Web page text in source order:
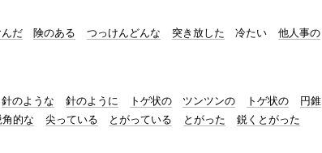
んだ 険のある つっけんどんな 突き放した 冷たい
他人事の
針のような 針のように トゲ状の ツンツンの トゲ状の
円錐
角的な 尖っている とがっている とがった 鋭くとがった